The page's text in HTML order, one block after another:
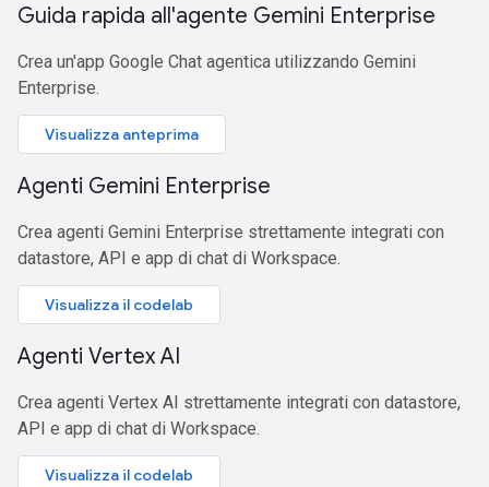
Guida rapida all'agente Gemini Enterprise
Crea un'app Google Chat agentica utilizzando Gemini
Enterprise.
Visualizza anteprima
Agenti Gemini Enterprise
Crea agenti Gemini Enterprise strettamente integrati con
datastore, API e app di chat di Workspace.
Visualizza il codelab
Agenti Vertex AI
Crea agenti Vertex AI strettamente integrati con datastore,
API e app di chat di Workspace.
Visualizza il codelab